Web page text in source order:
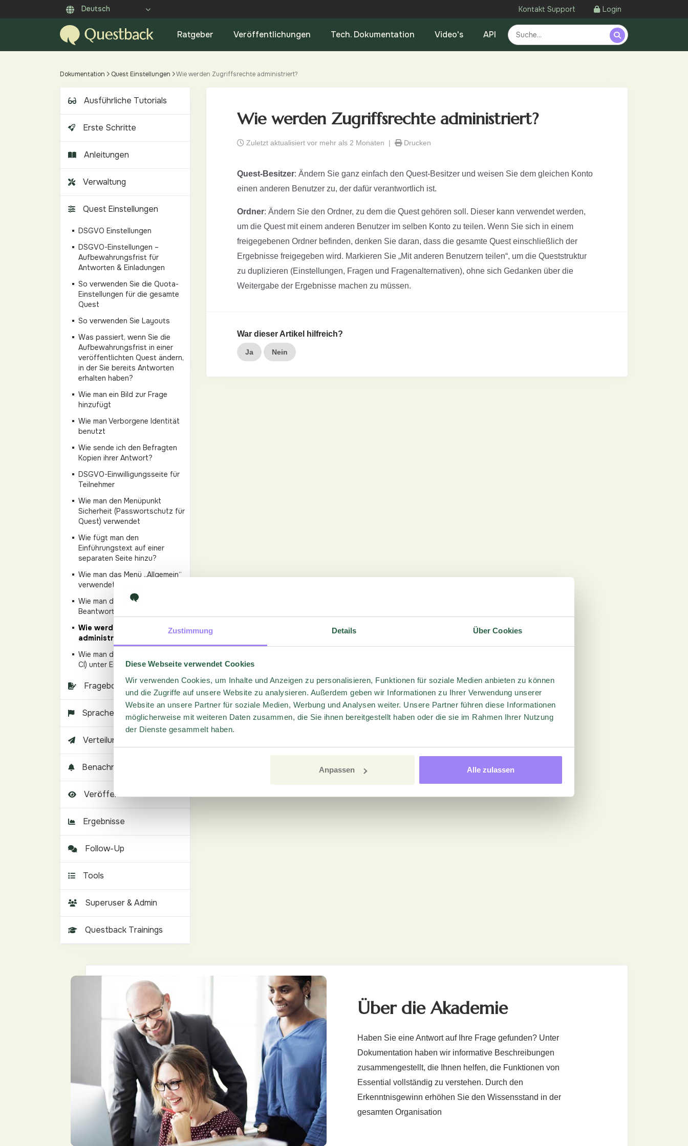
Zustimmung Details Über Cookies
Diese Webseite verwendet Cookies
Wir verwenden Cookies, um Inhalte und Anzeigen zu personalisieren, Funktionen für soziale Medien anbieten zu können
und die Zugriffe auf unsere Website zu analysieren. Außerdem geben wir Informationen zu Ihrer Verwendung unserer
Website an unsere Partner für soziale Medien, Werbung und Analysen weiter. Unsere Partner führen diese Informationen
möglicherweise mit weiteren Daten zusammen, die Sie ihnen bereitgestellt haben oder die sie im Rahmen Ihrer Nutzung
der Dienste gesammelt haben.
Anpassen Alle zulassen
Deutsch Kontakt Support Login
Ratgeber Veröffentlichungen Tech. Dokumentation Video's API
Dokumentation Quest Einstellungen Wie werden Zugriffsrechte administriert?
Wie werden Zugriffsrechte administriert?
Zuletzt aktualisiert vor mehr als 2 Monaten | Drucken
Quest-Besitzer: Ändern Sie ganz einfach den Quest-Besitzer und weisen Sie dem gleichen Konto
einen anderen Benutzer zu, der dafür verantwortlich ist.
Ordner: Ändern Sie den Ordner, zu dem die Quest gehören soll. Dieser kann verwendet werden,
um die Quest mit einem anderen Benutzer im selben Konto zu teilen. Wenn Sie sich in einem
freigegebenen Ordner befinden, denken Sie daran, dass die gesamte Quest einschließlich der
Ergebnisse freigegeben wird. Markieren Sie „Mit anderen Benutzern teilen“, um die Queststruktur
zu duplizieren (Einstellungen, Fragen und Fragenalternativen), ohne sich Gedanken über die
Weitergabe der Ergebnisse machen zu müssen.
War dieser Artikel hilfreich?
Ja Nein
Ausführliche Tutorials
Erste Schritte
Anleitungen
Verwaltung
Quest Einstellungen
DSGVO Einstellungen
DSGVO-Einstellungen –
Aufbewahrungsfrist für
Antworten & Einladungen
So verwenden Sie die Quota-
Einstellungen für die gesamte
Quest
So verwenden Sie Layouts
Was passiert, wenn Sie die
Aufbewahrungsfrist in einer
veröffentlichten Quest ändern,
in der Sie bereits Antworten
erhalten haben?
Wie man ein Bild zur Frage
hinzufügt
Wie man Verborgene Identität
benutzt
Wie sende ich den Befragten
Kopien ihrer Antwort?
DSGVO-Einwilligungsseite für
Teilnehmer
Wie man den Menüpunkt
Sicherheit (Passwortschutz für
Quest) verwendet
Wie fügt man den
Einführungstext auf einer
separaten Seite hinzu?
Wie man das Menü „Allgemein“
verwendet?
Wie man die Einstellungen zur
Beantwortung verwendet?
Wie werden Zugriffsrechte
administriert?
Wie man das Layout (Logo und
CI) unter Einstellungen anpasst
Fragebogen
Sprachen
Verteilung
Benachrichtigungen
Veröffentlichen
Ergebnisse
Follow-Up
Tools
Superuser & Admin
Questback Trainings
Über die Akademie
Haben Sie eine Antwort auf Ihre Frage gefunden? Unter
Dokumentation haben wir informative Beschreibungen
zusammengestellt, die Ihnen helfen, die Funktionen von
Essential vollständig zu verstehen. Durch den
Erkenntnisgewinn erhöhen Sie den Wissensstand in der
gesamten Organisation